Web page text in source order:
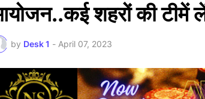
शहरों की टीमें
by Desk 1 - April 07, 2023